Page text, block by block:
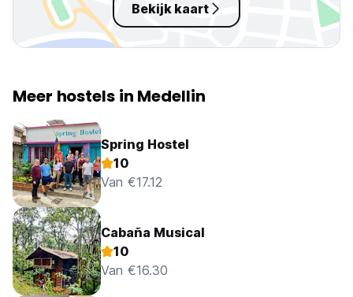
Bekijk kaart
Meer hostels in Medellin
Spring Hostel
10
Van €17.12
Cabaña Musical
10
Van €16.30